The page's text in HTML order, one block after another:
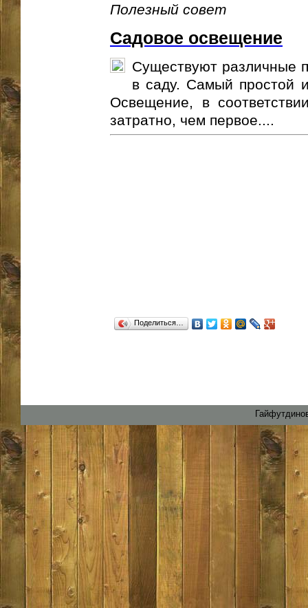
Полезный совет
Садовое освещение
Существуют различные
в саду. Самый простой
Освещение, в
затратно, чем первое....
Поделиться…